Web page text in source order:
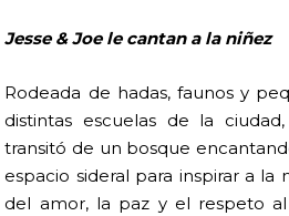
Jesse & Joe le cantan a la niñez
Rodeada de hadas, faunos y
distintas escuelas de la
transitó de un bosque
espacio sideral para inspirar a la
del amor, la paz y el respeto